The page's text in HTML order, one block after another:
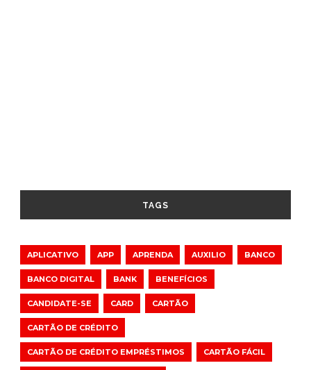
TAGS
APLICATIVO APP APRENDA AUXILIO BANCO
BANCO DIGITAL BANK BENEFÍCIOS
CANDIDATE-SE CARD CARTÃO
CARTÃO DE CRÉDITO
CARTÃO DE CRÉDITO EMPRÉSTIMOS CARTÃO FÁCIL